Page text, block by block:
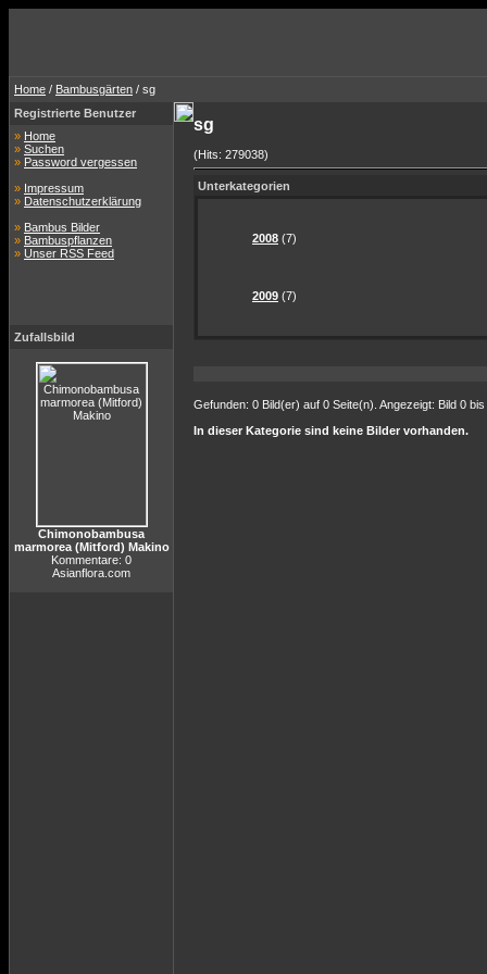
Home / Bambusgärten / sg
Registrierte Benutzer
» Home
» Suchen
» Password vergessen
» Impressum
» Datenschutzerklärung
» Bambus Bilder
» Bambuspflanzen
» Unser RSS Feed
Zufallsbild
Chimonobambusa
marmorea (Mitford) Makino
Kommentare: 0
Asianflora.com
sg
(Hits: 279038)
Unterkategorien
2008 (7)
2009 (7)
Gefunden: 0 Bild(er) auf 0 Seite(n). Angezeigt: Bild 0 bis
In dieser Kategorie sind keine Bilder vorhanden.